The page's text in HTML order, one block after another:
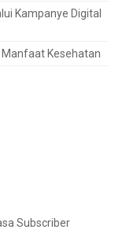
Kampanye Digital
Kesehatan
Subscriber